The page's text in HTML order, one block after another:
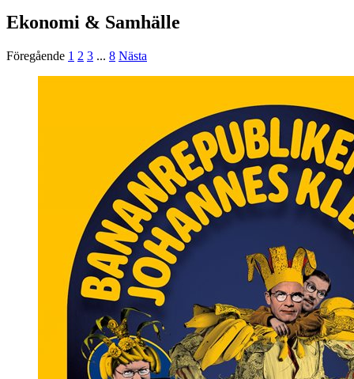
Ekonomi & Samhälle
Föregående 1 2 3 ... 8 Nästa